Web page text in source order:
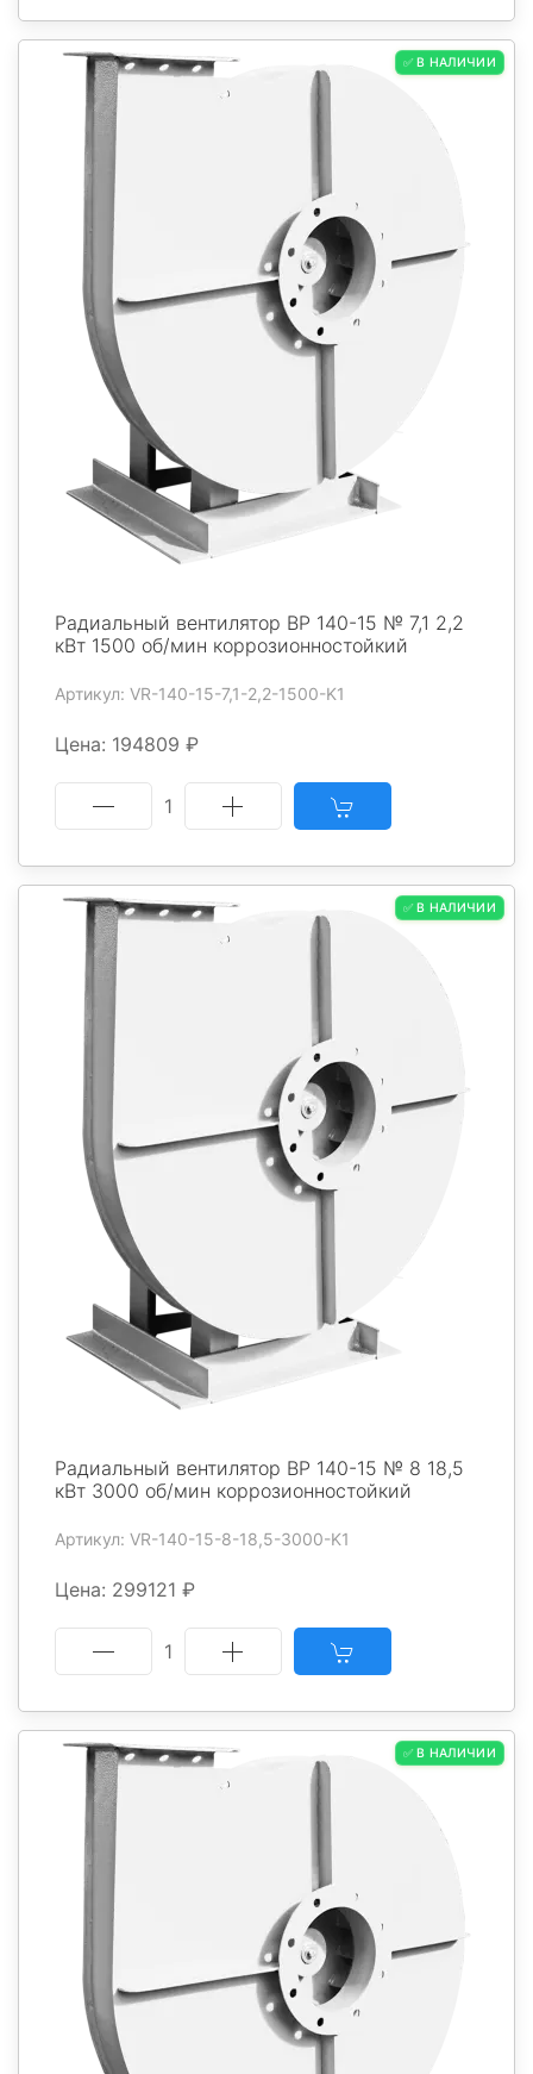
✅ В НАЛИЧИИ
Радиальный вентилятор ВР 140-15 № 7,1 2,2
кВт 1500 об/мин коррозионностойкий
Артикул: VR-140-15-7,1-2,2-1500-K1
Цена: 194809 ₽
1
✅ В НАЛИЧИИ
Радиальный вентилятор ВР 140-15 № 8 18,5
кВт 3000 об/мин коррозионностойкий
Артикул: VR-140-15-8-18,5-3000-K1
Цена: 299121 ₽
1
✅ В НАЛИЧИИ